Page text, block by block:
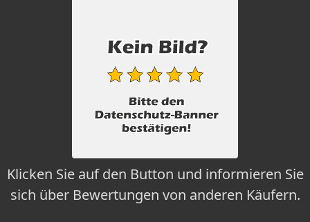
Klicken Sie auf den Button und informieren Sie
sich über Bewertungen von anderen Käufern.